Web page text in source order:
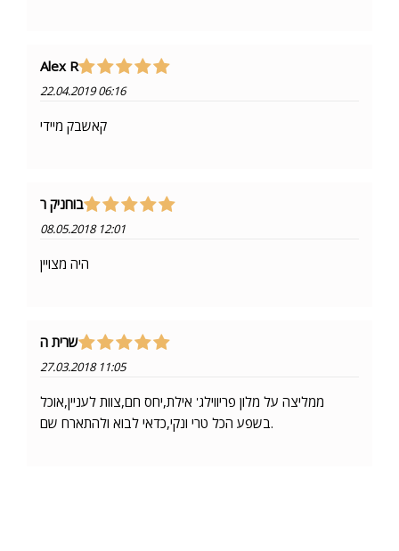
Alex R
22.04.2019 06:16
קאשבק מיידי
בוחניק ר
08.05.2018 12:01
היה מצויין
שרית ה
27.03.2018 11:05
ממליצה על מלון פריווילג' אילת,יחס חם,צוות לעניין,אוכל
בשפע הכל טרי ונקי,כדאי לבוא ולהתארח שם.